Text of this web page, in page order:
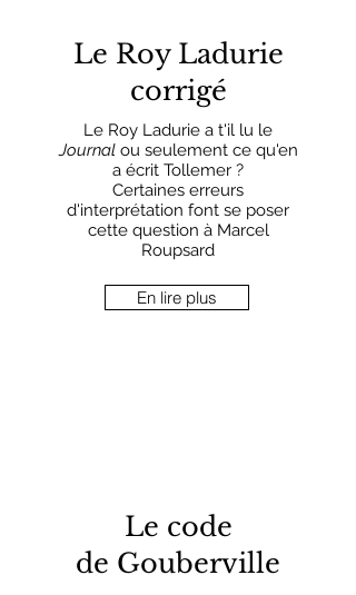
Le Roy Ladurie
corrigé
Le Roy Ladurie a t'il lu le
Journal ou seulement ce qu'en
a écrit Tollemer ?
Certaines erreurs
d'interprétation font se poser
cette question à Marcel
Roupsard
En lire plus
Le code
de Gouberville